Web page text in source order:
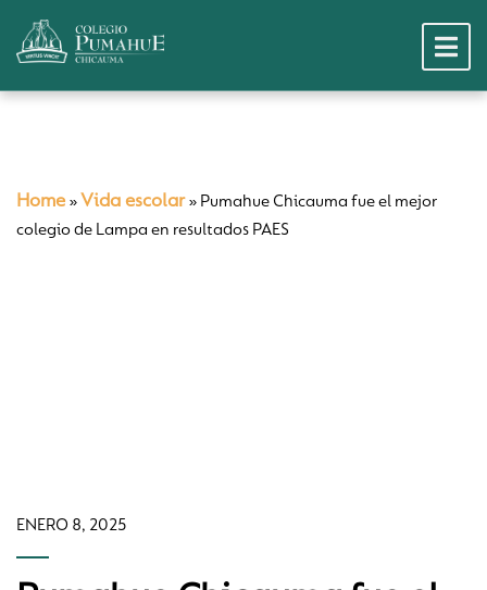
Home » Vida escolar» Pumahue Chicauma fue el mejor
colegio de Lampa en resultados PAES
ENERO 8, 2025